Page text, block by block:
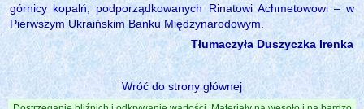
górnicy kopalń, podporządkowanych Rinatowi Achmetowowi – w
Pierwszym Ukraińskim Banku Międzynarodowym.
Tłumaczyła Duszyczka Irenka
Wróć do strony głównej